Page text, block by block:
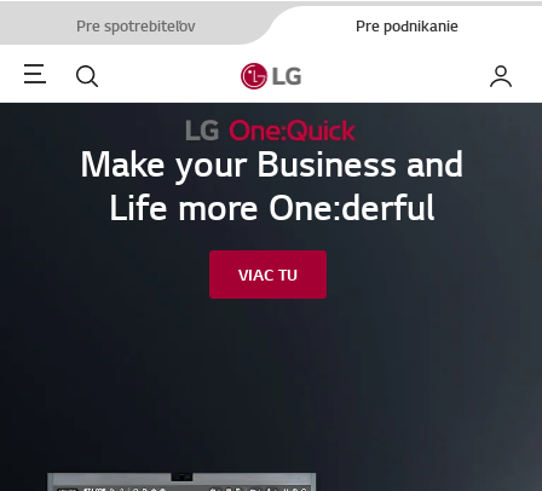
Pre spotrebiteľov Pre podnikanie
Menu Hľadať Moje
Make your Business and
Life more One:derful
VIAC TU